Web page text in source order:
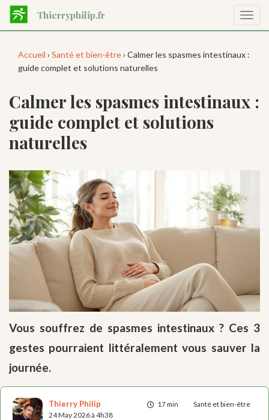
Aller
contenu
Thierryphilip.fr
la
Accueil › Santé et bien-être› Calmer les spasmes intestinaux :
guide complet et solutions naturelles
Calmer les spasmes intestinaux :
guide complet et solutions
naturelles
Vous souffrez de spasmes intestinaux ? Ces 3
gestes pourraient littéralement vous sauver la
journée.
17 min Santé et bien-être
Thierry Philip
24 May 2026 à 4h38